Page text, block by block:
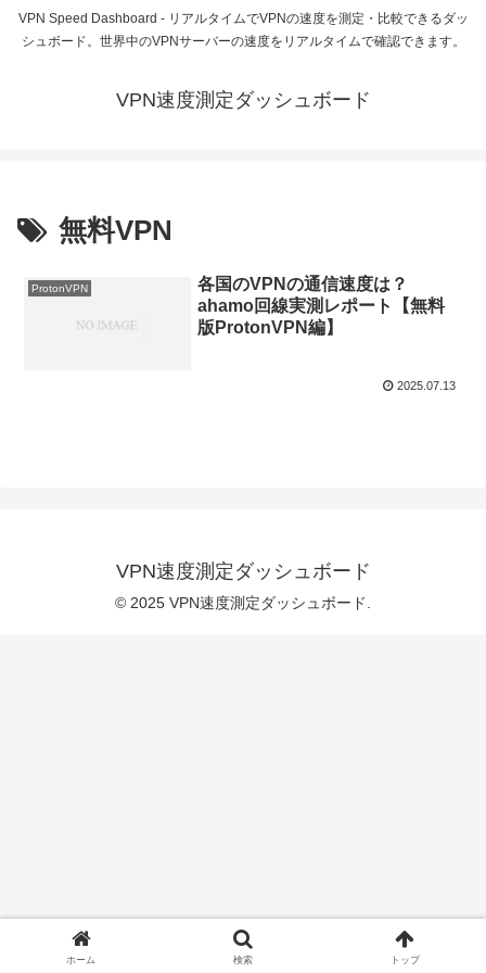
VPN Speed Dashboard - リアルタイムでVPNの速度を測定・比較できるダッ
シュボード。世界中のVPNサーバーの速度をリアルタイムで確認できます。
VPN速度測定ダッシュボード
無料VPN
ProtonVPN
各国のVPNの通信速度は？
ahamo回線実測レポート【無料
版ProtonVPN編】
2025.07.13
VPN速度測定ダッシュボード
© 2025 VPN速度測定ダッシュボード.
ホーム 検索 トップ